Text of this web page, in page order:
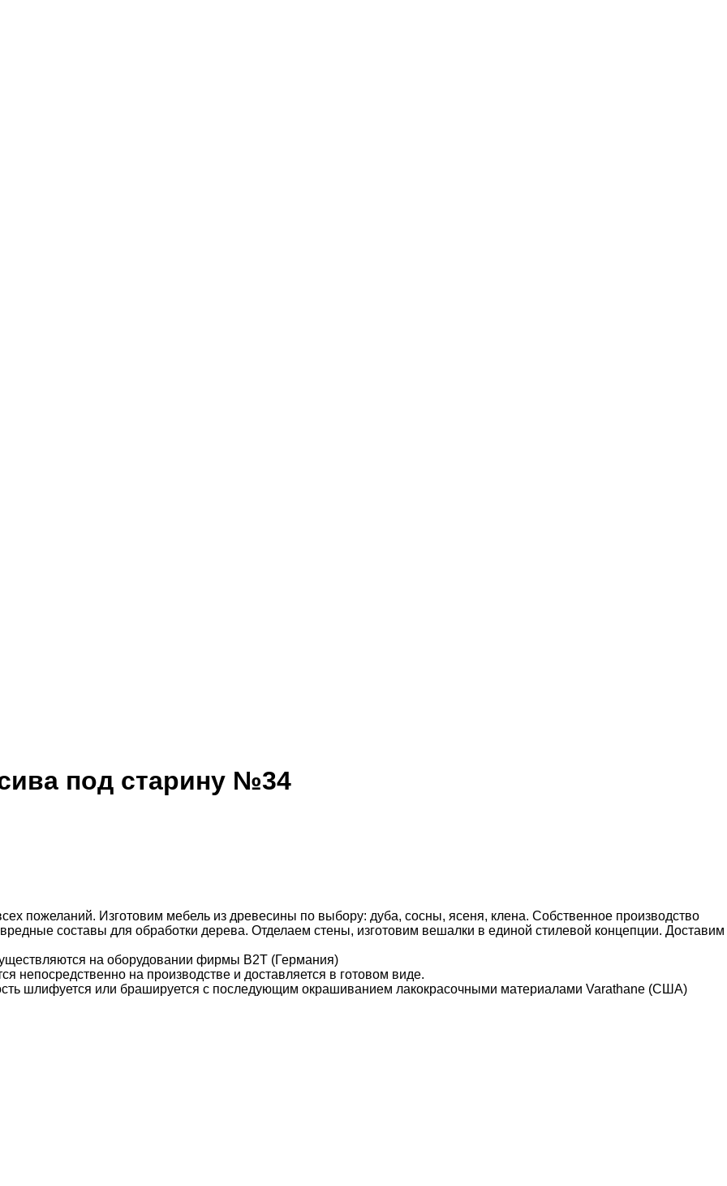
под старину №34
пожеланий. Изготовим мебель из древесины по выбору: дуба, сосны, ясеня, клена. Собственное производство
составы для обработки дерева. Отделаем стены, изготовим вешалки в единой стилевой концепции. Доставим
на оборудовании фирмы B2T (Германия)
непосредственно на производстве и доставляется в готовом виде.
шлифуется или брашируется с последующим окрашиванием лакокрасочными материалами Varathane (США)